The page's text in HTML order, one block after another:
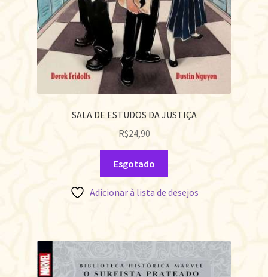
SALA DE ESTUDOS DA JUSTIÇA
R$24,90
Esgotado
Adicionar à lista de desejos